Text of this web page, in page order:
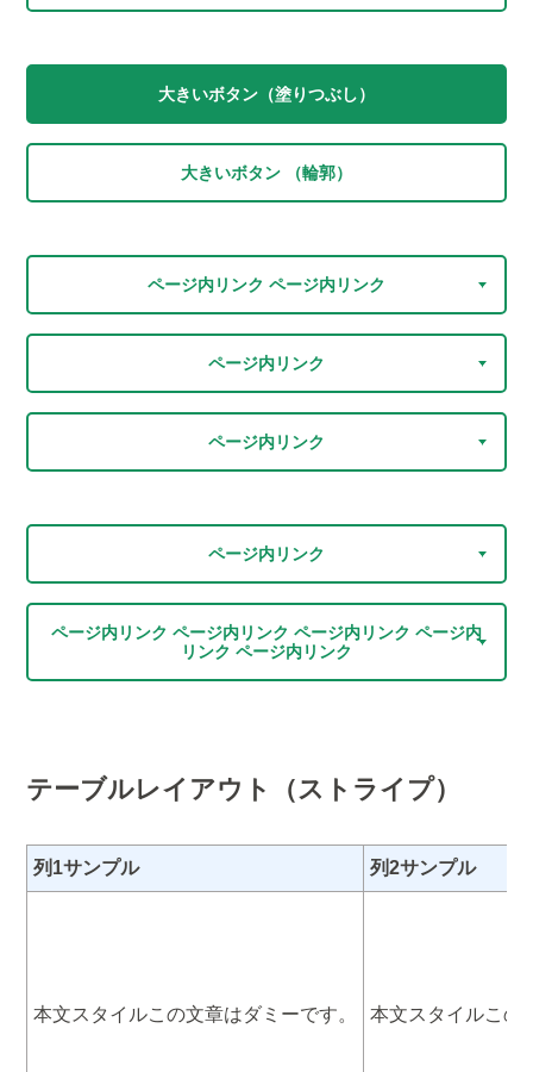
大きいボタン（塗りつぶし）
大きいボタン （輪郭）
ページ内リンク ページ内リンク
ページ内リンク
ページ内リンク
ページ内リンク
ページ内リンク ページ内リンク ページ内リンク ページ内
リンク ページ内リンク
テーブルレイアウト（ストライプ）
列1サンプル 列2サンプル
本文スタイルこの文章はダミーです。 本文スタイルこの